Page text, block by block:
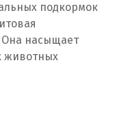
подкормок
Она насыщает
животных